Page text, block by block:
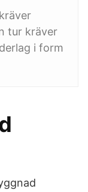
tur kräver
i form